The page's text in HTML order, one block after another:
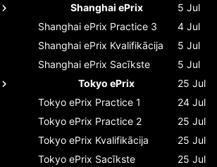
Shanghai ePrix
5 Jul
Shanghai ePrix Practice 3 4 Jul
Shanghai ePrix Kvalifikācija 5 Jul
Shanghai ePrix Sacīkste 5 Jul
Tokyo ePrix
25 Jul
Tokyo ePrix Practice 1 24 Jul
Tokyo ePrix Practice 2 25 Jul
Tokyo ePrix Kvalifikācija 25 Jul
Tokyo ePrix Sacīkste 25 Jul